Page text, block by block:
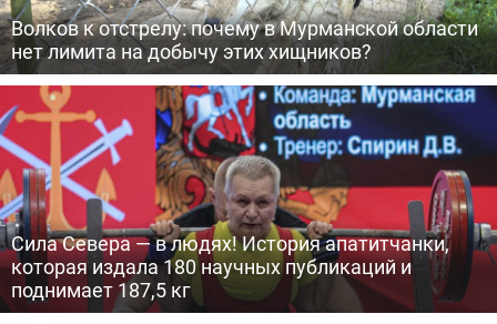
Волков к отстрелу: почему в Мурманской области
нет лимита на добычу этих хищников?
Сила Севера — в людях! История апатитчанки,
которая издала 180 научных публикаций и
поднимает 187,5 кг